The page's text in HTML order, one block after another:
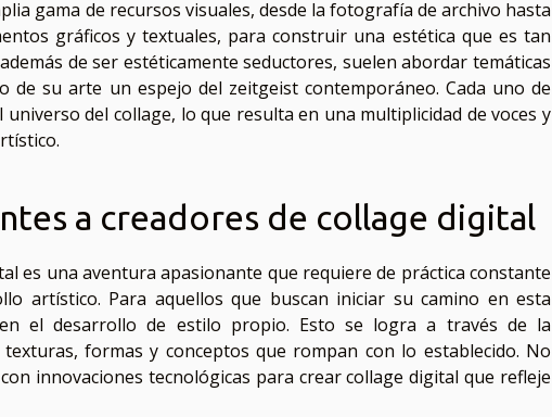
gama de recursos visuales, desde la fotografía de archivo hasta
gráficos y textuales, para construir una estética que es tan
de ser estéticamente seductores, suelen abordar temáticas
de su arte un espejo del zeitgeist contemporáneo. Cada uno de
del collage, lo que resulta en una multiplicidad de voces y
a creadores de collage digital
es una aventura apasionante que requiere de práctica constante
artístico. Para aquellos que buscan iniciar su camino en esta
el desarrollo de estilo propio. Esto se logra a través de la
formas y conceptos que rompan con lo establecido. No
innovaciones tecnológicas para crear collage digital que refleje